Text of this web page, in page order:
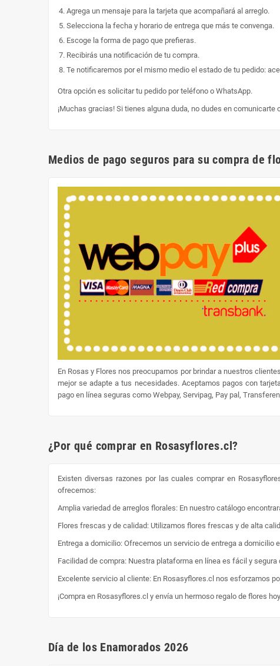
Agrega un mensaje para la tarjeta que acompañará al arreglo.
Selecciona la fecha y horario de entrega que más te convenga.
Escoge la forma de pago que prefieras.
Recibirás una notificación de tu compra.
Te notificaremos por el mismo medio el estado de tu pedido:
Otra opción es solicitar tu pedido por teléfono o WhatsApp.
¡Muchas gracias! Si tienes alguna duda, no dudes en comunicarte
Medios de pago seguros para su compra de
En Rosas y Flores nos preocupamos por brindar a nuestros
mejor se adapte a tus necesidades. Aceptamos pagos con
pago en línea seguras como Webpay, Servipag, Pay pal,
¿Por qué comprar en Rosasyflores.cl?
Existen diversas razones por las cuales comprar en
ofrecemos:
Amplia variedad de arreglos florales: En nuestro catálogo
Flores frescas y de calidad: Utilizamos flores frescas y de alta
Entrega a domicilio: Ofrecemos un servicio de entrega a domicilio
Facilidad de compra: Nuestra plataforma en línea es fácil y
Excelente servicio al cliente: En Rosasyflores.cl nos esforzamos
¡Compra en Rosasyflores.cl y envía un hermoso regalo de flores
Día de los Enamorados 2026